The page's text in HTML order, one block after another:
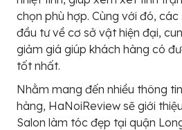
chọn phù hợp. Cùng với đó,
đầu tư về cơ sở vật hiện đại,
giảm giá giúp khách hàng có
tốt nhất.
Nhằm mang đến nhiều thông
hàng, HaNoiReview sẽ giới
Salon làm tóc đẹp tại quận